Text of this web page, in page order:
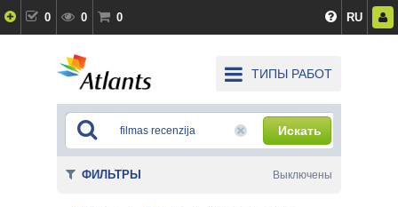
0 0 0 RU
ТИПЫ РАБОТ
Искать
ФИЛЬТРЫ Выключены